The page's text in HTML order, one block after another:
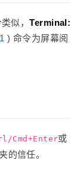
似，Terminal:
) 命令为屏幕阅
Cmd+Enter或
的信任。